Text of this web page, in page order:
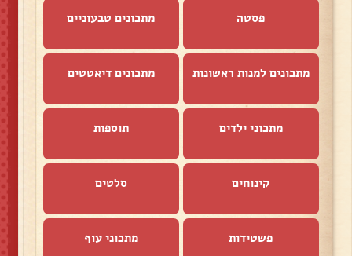
פסטה מתכונים טבעוניים
מתכונים למנות ראשונות מתכונים דיאטטים
מתכוני ילדים תוספות
קינוחים סלטים
פשטידות מתכוני עוף